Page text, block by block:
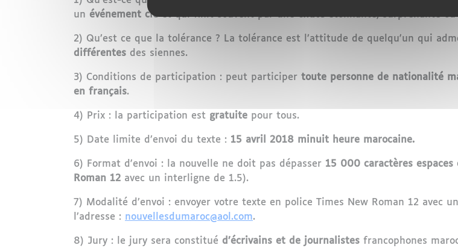
un événement cléet qui finit souvent par unechuteétonnante, surprenante ou
2) Qu’est ce que la tolérance ? La tolérance est l’attitude de quelqu'un qui
différentes des siennes.
3) Conditions de participation : peut participer toute personne de nationalité
en français.
4) Prix : la participation est gratuite pour tous.
5) Date limite d’envoi du texte : 15 avril 2018 minuit heure marocaine.
6) Format d'envoi : la nouvelle ne doit pas dépasser 15 000 caractères espaces
Roman 12 avec un interligne de 1.5).
7) Modalité d’envoi : envoyer votre texte en police Times New Roman 12 avec
l’adresse : nouvellesdumaroc@aol.com.
8) Jury : le jury sera constitué d’écrivains et de journalistes francophones